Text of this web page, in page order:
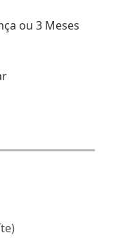
ou 3 Meses